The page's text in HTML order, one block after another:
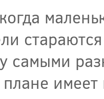
самыми